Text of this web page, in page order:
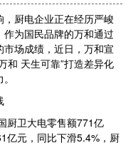
厨电企业正在经历严峻
为国民品牌的万和通过
场成绩，近日，万和宣
和 天生可靠”打造差异化
卫大电零售额771亿
亿元，同比下滑5.4%，厨